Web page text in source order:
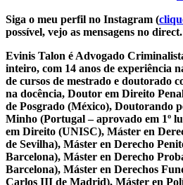
Siga o meu perfil no Instagram (
possível, vejo as mensagens no direct.
Evinis Talon é Advogado
inteiro, com 14 anos de experiência
de cursos de mestrado e doutorado
na docência, Doutor em Direito
de Posgrado (México), Doutorando
Minho (Portugal – aprovado em 1º
em Direito (UNISC), Máster en
de Sevilha), Máster en Derecho
Barcelona), Máster en Derecho
Barcelona), Máster en Derechos
Carlos III de Madrid), Máster en